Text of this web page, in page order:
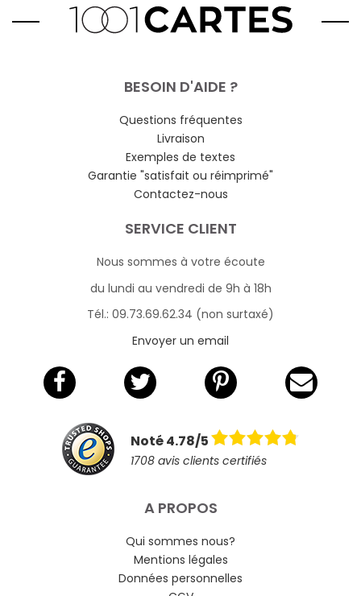
BESOIN D'AIDE ?
Questions fréquentes
Livraison
Exemples de textes
Garantie "satisfait ou réimprimé"
Contactez-nous
SERVICE CLIENT
Nous sommes à votre écoute
du lundi au vendredi de 9h à 18h
Tél.: 09.73.69.62.34 (non surtaxé)
Envoyer un email
Noté 4.78/5
1708 avis clients certifiés
A PROPOS
Qui sommes nous?
Mentions légales
Données personnelles